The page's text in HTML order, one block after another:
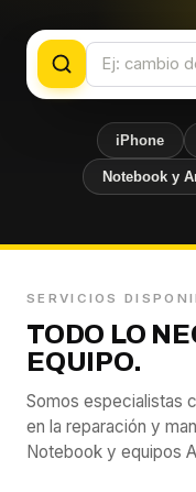
iPhone
Notebook y
SERVICIOS
TODO LO
EQUIPO.
Somos especialistas
en la reparación y
Notebook y equipos